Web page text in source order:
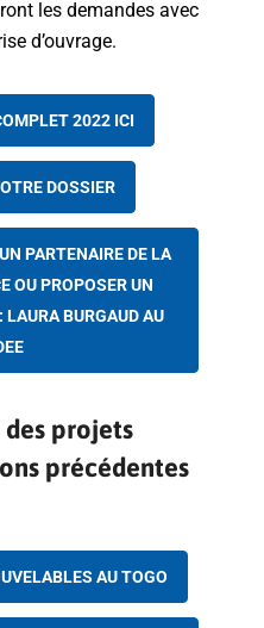
les demandes avec
d’ouvrage.
2022 ICI
DOSSIER
PARTENAIRE DE LA
OU PROPOSER UN
BURGAUD AU
projets
précédentes
AU TOGO